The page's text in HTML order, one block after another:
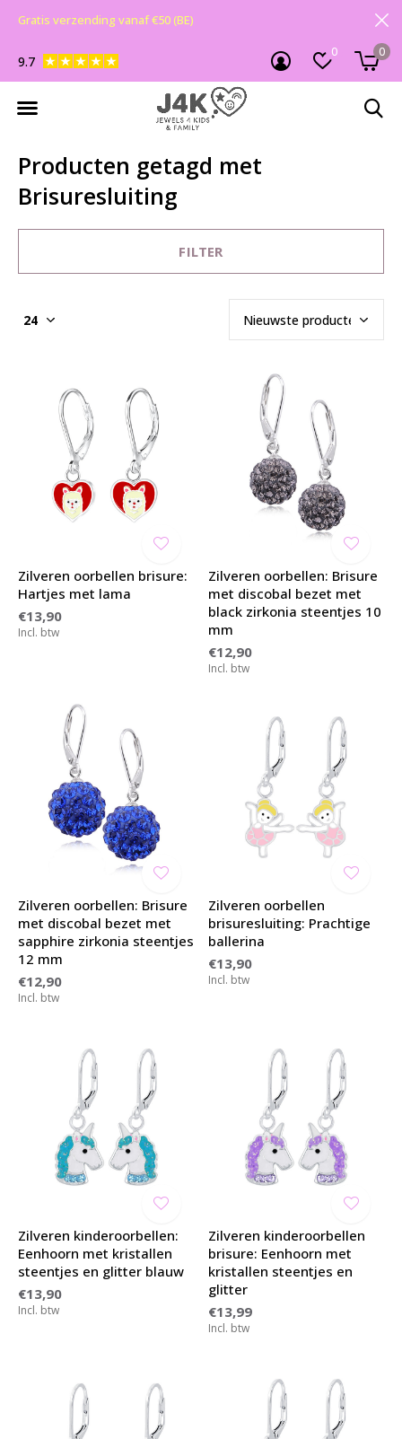
0 0
9.7
Gratis verzending vanaf €50 (BE)
Producten getagd met
Brisuresluiting
FILTER
Zilveren oorbellen brisure:
Hartjes met lama
€13,90
Incl. btw
Zilveren oorbellen: Brisure
met discobal bezet met
black zirkonia steentjes 10
mm
€12,90
Incl. btw
Zilveren oorbellen: Brisure
met discobal bezet met
sapphire zirkonia steentjes
12 mm
€12,90
Incl. btw
Zilveren oorbellen
brisuresluiting: Prachtige
ballerina
€13,90
Incl. btw
Zilveren kinderoorbellen:
Eenhoorn met kristallen
steentjes en glitter blauw
€13,90
Incl. btw
Zilveren kinderoorbellen
brisure: Eenhoorn met
kristallen steentjes en
glitter
€13,99
Incl. btw